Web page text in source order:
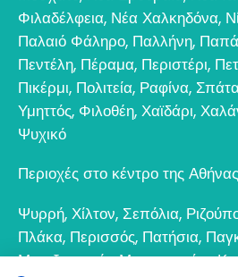
Φιλαδέλφεια, Νέα Χαλκηδόνα,
Παλαιό Φάληρο, Παλλήνη,
Πεντέλη, Πέραμα, Περιστέρι,
Πικέρμι, Πολιτεία, Ραφίνα,
Υμηττός, Φιλοθέη, Χαϊδάρι,
Ψυχικό
Περιοχές στο κέντρο της
Ψυρρή, Χίλτον, Σεπόλια,
Πλάκα, Περισσός, Πατήσια,
Μεταξουργείο,Μοναστηράκι,